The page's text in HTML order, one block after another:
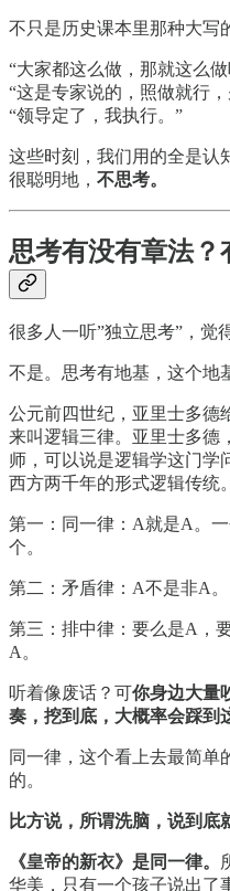
不只是历史课本里那种大
“大家都这么做，那就这么
“这是专家说的，照做就行
“领导定了，我执行。”
这些时刻，我们用的全是认
很聪明地， 不思考。
思考有没有章法？
很多人一听”独立思考”，觉
不是。思考有地基，这个地
公元前四世纪，亚里士多德
来叫逻辑三律。亚里士多德
师，可以说是逻辑学这门学
西方两千年的形式逻辑传统
第一：同一律：A就是A。
个。
第二：矛盾律：A不是非A。
第三：排中律：要么是A，
A。
听着像废话？可你身边大量
奏，挖到底，大概率会踩到
同一律，这个看上去最简单
的。
比方说，所谓洗脑，说到底
《皇帝的新衣》是同一律。
华美，只有一个孩子说出了